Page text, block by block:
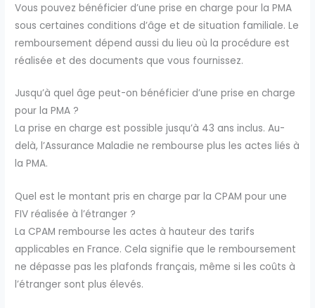
Vous pouvez bénéficier d’une prise en charge pour la PMA
sous certaines conditions d’âge et de situation familiale. Le
remboursement dépend aussi du lieu où la procédure est
réalisée et des documents que vous fournissez.
Jusqu’à quel âge peut-on bénéficier d’une prise en charge
pour la PMA ?
La prise en charge est possible jusqu’à 43 ans inclus. Au-
delà, l’Assurance Maladie ne rembourse plus les actes liés à
la PMA.
Quel est le montant pris en charge par la CPAM pour une
FIV réalisée à l’étranger ?
La CPAM rembourse les actes à hauteur des tarifs
applicables en France. Cela signifie que le remboursement
ne dépasse pas les plafonds français, même si les coûts à
l’étranger sont plus élevés.